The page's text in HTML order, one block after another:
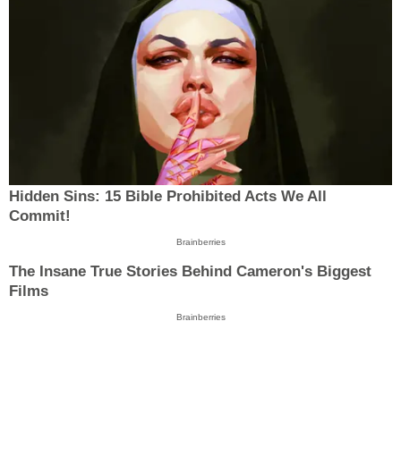
Hidden Sins: 15 Bible Prohibited Acts We All
Commit!
Brainberries
The Insane True Stories Behind Cameron's Biggest
Films
Brainberries